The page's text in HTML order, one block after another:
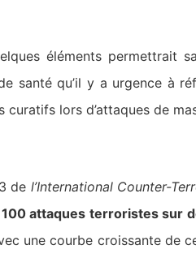
éléments permettrait
santé qu’il y a urgence à
curatifs lors d’attaques de
de l’International Counter-
attaques terroristes sur
une courbe croissante de